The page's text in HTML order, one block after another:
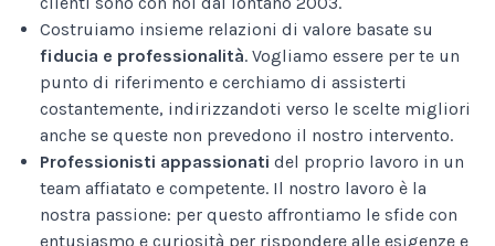
Costruiamo insieme relazioni di valore basate su
fiducia e professionalità. Vogliamo essere per te un
punto di riferimento e cerchiamo di assisterti
costantemente, indirizzandoti verso le scelte migliori
anche se queste non prevedono il nostro intervento.
Professionisti appassionati del proprio lavoro in un
team affiatato e competente. Il nostro lavoro è la
nostra passione: per questo affrontiamo le sfide con
entusiasmo e curiosità per rispondere alle esigenze e